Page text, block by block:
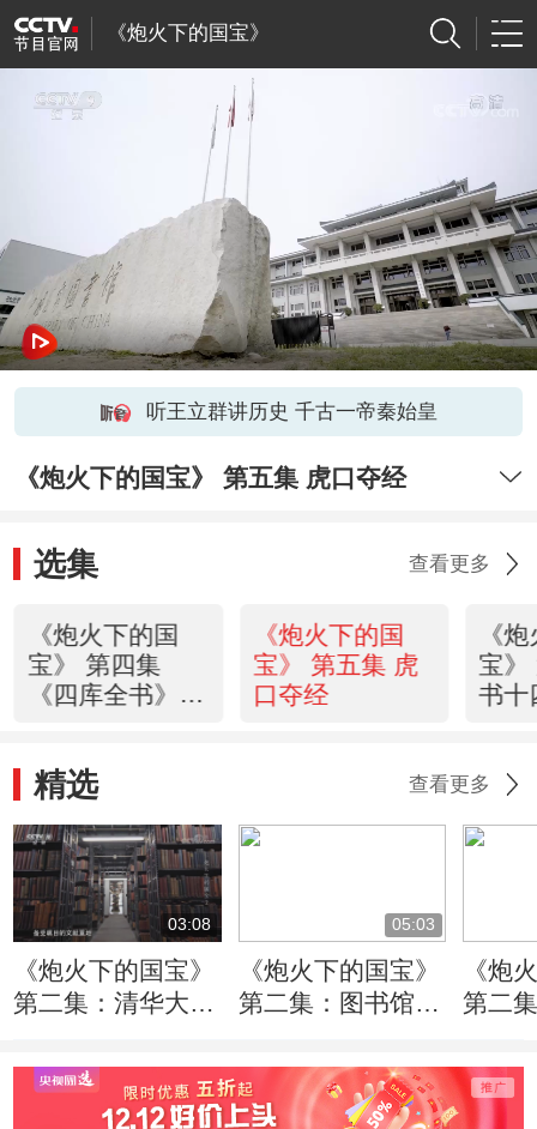
《炮火下的国宝》
听王立群讲历史 千古一帝秦始皇
《炮火下的国宝》 第五集 虎口夺经
选集 查看更多
《炮火下的国
宝》 第四集
《四库全书》的
《炮火下的国
宝》 第五集 虎
口夺经
《
宝》
书十
精选 查看更多
03:08
《炮火下的国宝》
第二集：清华大学
分丰富
05:03
《炮火下的国宝》
第二集：图书馆的
密进行
《炮
第二
书的